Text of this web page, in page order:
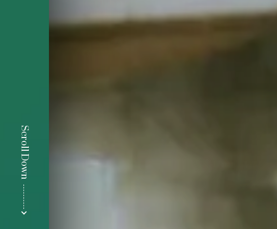
Scroll Down